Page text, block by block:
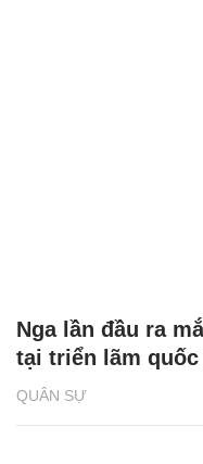
QUÂN SỰ
Nga lần đầu ra
tại triển lãm quốc